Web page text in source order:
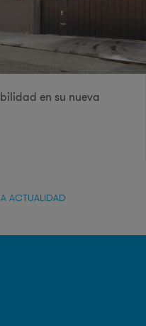
en su nueva
ACTUALIDAD